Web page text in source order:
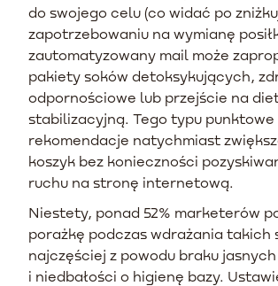
do swojego celu (co widać po
zapotrzebowaniu na wymianę
zautomatyzowany mail może
pakiety soków detoksykujących,
odpornościowe lub przejście na
stabilizacyjną. Tego typu punktowe
rekomendacje natychmiast
koszyk bez konieczności
ruchu na stronę internetową.
Niestety, ponad 52% marketerów
porażkę podczas wdrażania takich
najczęściej z powodu braku
i niedbałości o higienę bazy.